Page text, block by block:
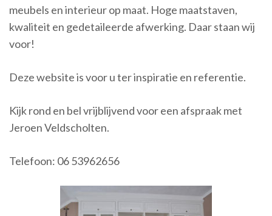
meubels en interieur op maat. Hoge maatstaven,
kwaliteit en gedetaileerde afwerking. Daar staan wij
voor!
Deze website is voor u ter inspiratie en referentie.
Kijk rond en bel vrijblijvend voor een afspraak met
Jeroen Veldscholten.
Telefoon: 06 53962656